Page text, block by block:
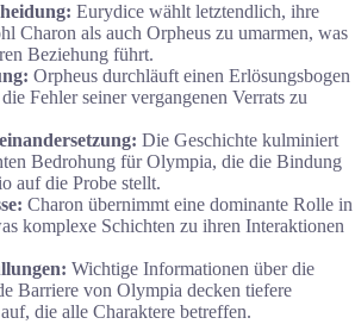
Eurydice wählt letztendlich, ihre
Charon als auch Orpheus zu umarmen, was
Beziehung führt.
Orpheus durchläuft einen Erlösungsbogen
Fehler seiner vergangenen Verrats zu
Die Geschichte kulminiert
Bedrohung für Olympia, die die Bindung
auf die Probe stellt.
Charon übernimmt eine dominante Rolle in
komplexe Schichten zu ihren Interaktionen
Wichtige Informationen über die
Barriere von Olympia decken tiefere
die alle Charaktere betreffen.